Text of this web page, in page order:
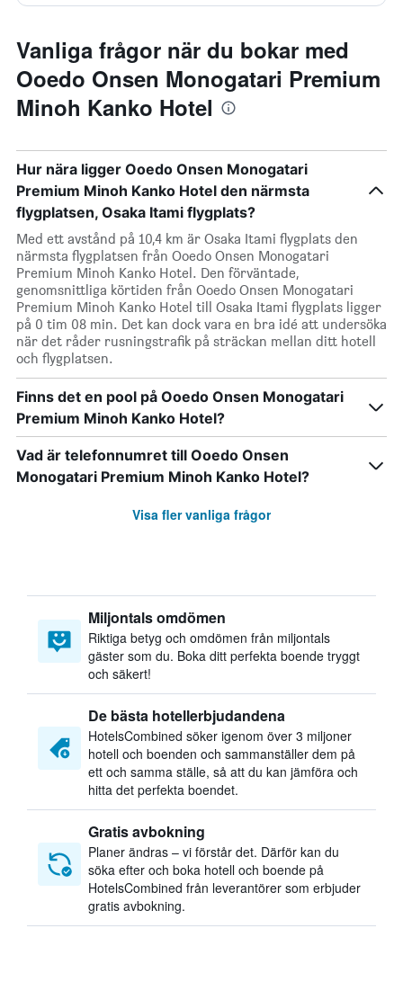
Vanliga frågor när du bokar med
Ooedo Onsen Monogatari Premium
Minoh Kanko Hotel
Hur nära ligger Ooedo Onsen Monogatari
Premium Minoh Kanko Hotel den närmsta
flygplatsen, Osaka Itami flygplats?
Med ett avstånd på 10,4 km är Osaka Itami flygplats den
närmsta flygplatsen från Ooedo Onsen Monogatari
Premium Minoh Kanko Hotel. Den förväntade,
genomsnittliga körtiden från Ooedo Onsen Monogatari
Premium Minoh Kanko Hotel till Osaka Itami flygplats ligger
på 0 tim 08 min. Det kan dock vara en bra idé att undersöka
när det råder rusningstrafik på sträckan mellan ditt hotell
och flygplatsen.
Finns det en pool på Ooedo Onsen Monogatari
Premium Minoh Kanko Hotel?
Vad är telefonnumret till Ooedo Onsen
Monogatari Premium Minoh Kanko Hotel?
Visa fler vanliga frågor
Miljontals omdömen
Riktiga betyg och omdömen från miljontals
gäster som du. Boka ditt perfekta boende tryggt
och säkert!
De bästa hotellerbjudandena
HotelsCombined söker igenom över 3 miljoner
hotell och boenden och sammanställer dem på
ett och samma ställe, så att du kan jämföra och
hitta det perfekta boendet.
Gratis avbokning
Planer ändras – vi förstår det. Därför kan du
söka efter och boka hotell och boende på
HotelsCombined från leverantörer som erbjuder
gratis avbokning.